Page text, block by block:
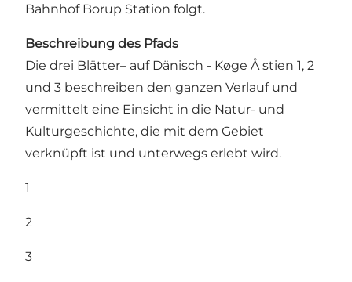
Bahnhof Borup Station folgt.
Beschreibung des Pfads
Die drei Blätter– auf Dänisch - Køge Å stien 1, 2
und 3 beschreiben den ganzen Verlauf und
vermittelt eine Einsicht in die Natur- und
Kulturgeschichte, die mit dem Gebiet
verknüpft ist und unterwegs erlebt wird.
1
2
3